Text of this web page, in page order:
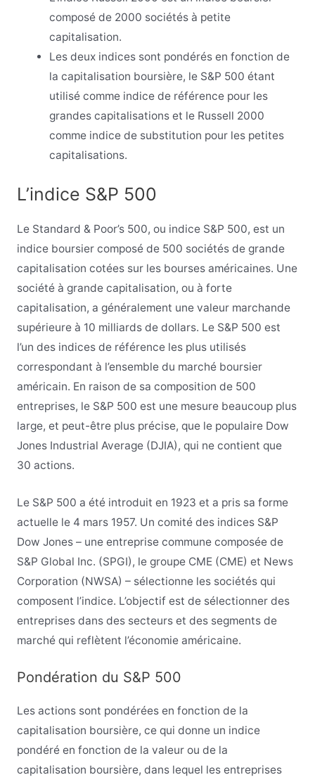
composé de 2000 sociétés à petite
capitalisation.
Les deux indices sont pondérés en fonction de
la capitalisation boursière, le S&P 500 étant
utilisé comme indice de référence pour les
grandes capitalisations et le Russell 2000
comme indice de substitution pour les petites
capitalisations.
L’indice S&P 500
Le Standard & Poor’s 500, ou indice S&P 500, est un
indice boursier composé de 500 sociétés de grande
capitalisation cotées sur les bourses américaines. Une
société à grande capitalisation, ou à forte
capitalisation, a généralement une valeur marchande
supérieure à 10 milliards de dollars. Le S&P 500 est
l’un des indices de référence les plus utilisés
correspondant à l’ensemble du marché boursier
américain. En raison de sa composition de 500
entreprises, le S&P 500 est une mesure beaucoup plus
large, et peut-être plus précise, que le populaire Dow
Jones Industrial Average (DJIA), qui ne contient que
30 actions.
Le S&P 500 a été introduit en 1923 et a pris sa forme
actuelle le 4 mars 1957. Un comité des indices S&P
Dow Jones – une entreprise commune composée de
S&P Global Inc. (SPGI), le groupe CME (CME) et News
Corporation (NWSA) – sélectionne les sociétés qui
composent l’indice. L’objectif est de sélectionner des
entreprises dans des secteurs et des segments de
marché qui reflètent l’économie américaine.
Pondération du S&P 500
Les actions sont pondérées en fonction de la
capitalisation boursière, ce qui donne un indice
pondéré en fonction de la valeur ou de la
capitalisation boursière, dans lequel les entreprises